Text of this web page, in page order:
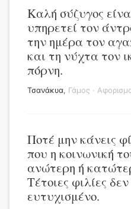
Καλή σύζυγος
υπηρετεί τον
την ημέρα τον
και τη νύχτα τον
πόρνη.
Τσανάκυα, Γάμος ·
Ποτέ μην κάνεις
που η κοινωνική
ανώτερη ή
Τέτοιες φιλίες
ευτυχισμένο.